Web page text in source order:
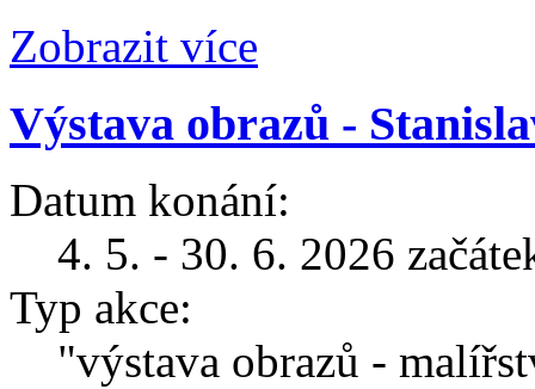
Zobrazit více
Výstava obrazů -
Datum konání:
4. 5. - 30. 6. 2026
Typ akce:
"výstava obrazů -